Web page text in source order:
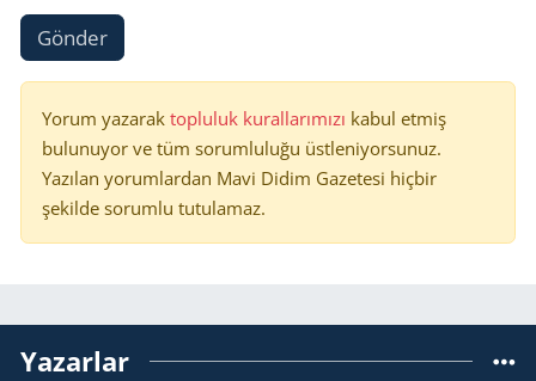
Gönder
Yorum yazarak topluluk kurallarımızı kabul etmiş
bulunuyor ve tüm sorumluluğu üstleniyorsunuz.
Yazılan yorumlardan Mavi Didim Gazetesi hiçbir
şekilde sorumlu tutulamaz.
Yazarlar